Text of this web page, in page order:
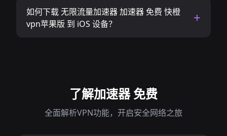
如何下载 无限流量加速器 加速器 免费 快橙
vpn苹果版 到 iOS 设备？
了解加速器 免费
全面解析VPN功能，开启安全网络之旅